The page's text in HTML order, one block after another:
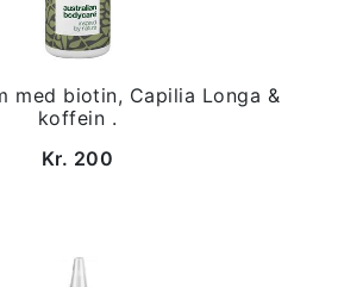
med biotin, Capilia Longa &
koffein .
Kr. 200